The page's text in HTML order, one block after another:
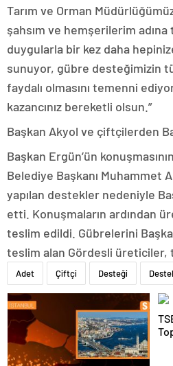
Tarım ve Orman
şahsım ve hemşerilerim
duygularla bir kez daha
sunuyor, gübre desteğimizin
faydalı olmasını temenni
kazancınız bereketli olsun.”
Başkan Akyol ve çiftçilerden
Başkan Ergün’ün
Belediye Başkanı Muhammet
yapılan destekler nedeniyle
etti. Konuşmaların ardından
teslim edildi. Gübrelerini
teslim alan Gördesli üreticiler,
Adet Çiftçi Desteği